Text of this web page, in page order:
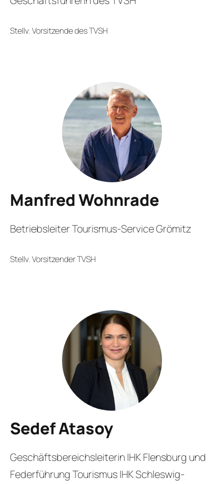
Stellv. Vorsitzende des TVSH
Manfred Wohnrade
Betriebsleiter Tourismus-Service Grömitz
Stellv. Vorsitzender TVSH
Sedef Atasoy
Geschäftsbereichsleiterin IHK Flensburg und
Federführung Tourismus IHK Schleswig-